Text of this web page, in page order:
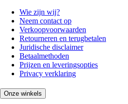
Wie zijn wij?
Neem contact op
Verkoopvoorwaarden
Retourneren en terugbetalen
Juridische disclaimer
Betaalmethoden
Prijzen en leveringsopties
Privacy verklaring
Onze winkels